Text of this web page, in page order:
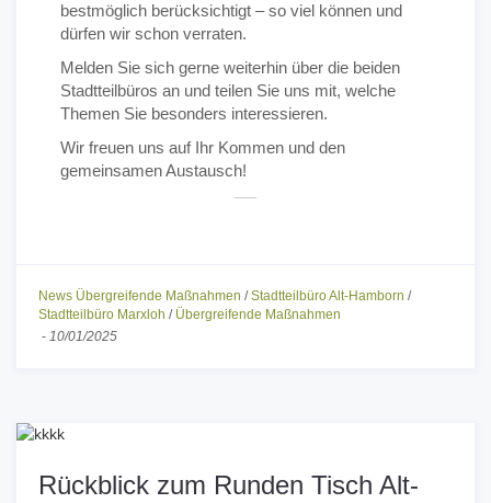
bestmöglich berücksichtigt – so viel können und
dürfen wir schon verraten.
Melden Sie sich gerne weiterhin über die beiden
Stadtteilbüros an und teilen Sie uns mit, welche
Themen Sie besonders interessieren.
Wir freuen uns auf Ihr Kommen und den
gemeinsamen Austausch!
News Übergreifende Maßnahmen /Stadtteilbüro Alt-Hamborn /
Stadtteilbüro Marxloh / Übergreifende Maßnahmen
- 10/01/2025
Rückblick zum Runden Tisch Alt-